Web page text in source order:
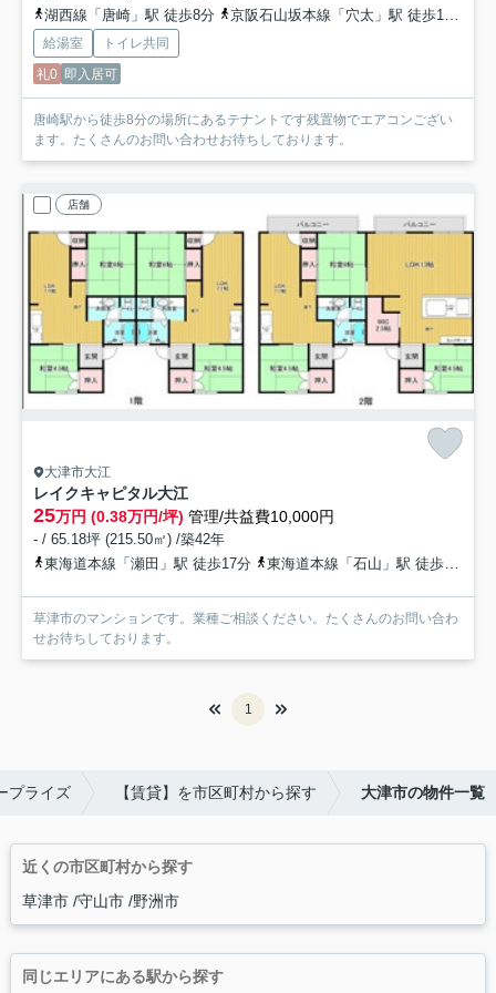
湖西線「唐崎」駅 徒歩8分
京阪石山坂本線「穴太」駅 徒歩14分
給湯室
トイレ共同
礼0 即入居可
唐崎駅から徒歩8分の場所にあるテナントです残置物でエアコンござい
ます。たくさんのお問い合わせお待ちしております。
店舗
大津市大江
レイクキャピタル大江
25万円 (0.38万円/坪) 管理/共益費10,000円
- / 65.18坪 (215.50㎡) /築42年
東海道本線「瀬田」駅 徒歩17分
東海道本線「石山」駅 徒歩21分
草津市のマンションです。業種ご相談ください。たくさんのお問い合わ
せお待ちしております。
1
プライズ 【賃貸】を市区町村から探す 大津市の物件一覧
近くの市区町村から探す
草津市 守山市 野洲市
同じエリアにある駅から探す